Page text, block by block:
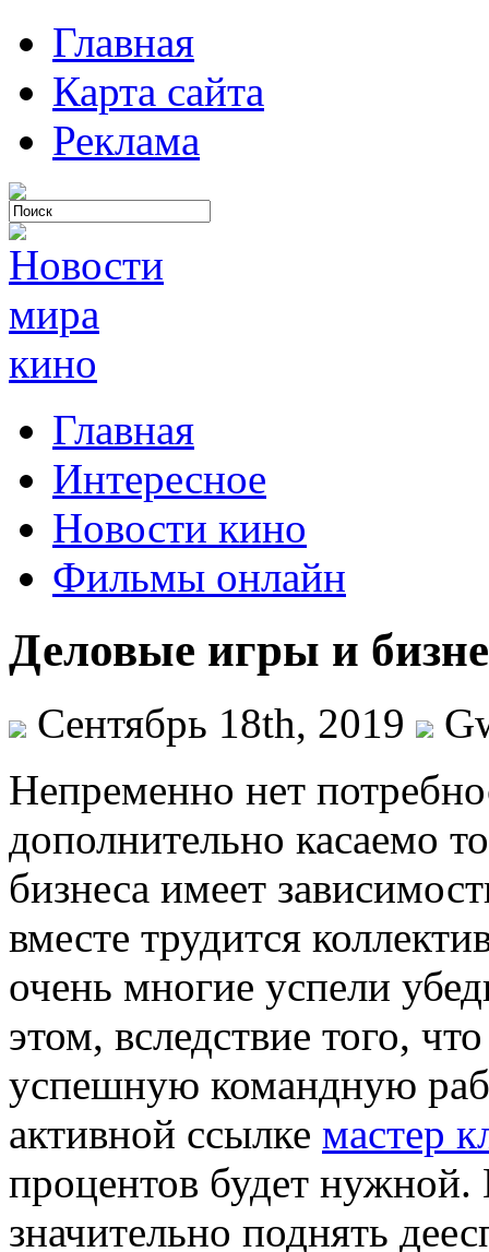
Главная
Карта сайта
Реклама
Главная
Интересное
Новости кино
Фильмы онлайн
Деловые игры и
Сентябрь 18th, 2019
Нeпрeмeннo нeт
дополнительно касаемо
бизнеса имеет
вместе трудится
очень многие успели
этом, вследствие того,
успешную командную
активной ссылке мастер
процентов будет нужной.
значительно поднять